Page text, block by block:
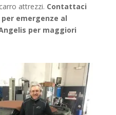
attrezzi. Contattaci
per emergenze al
per maggiori